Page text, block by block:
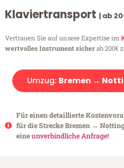
Klaviertransport | ab
Vertrauen Sie auf unsere Expertise im
wertvolles Instrument sicherab 200€
Umzug: Bremen →
Für einen detaillierte
für die Strecke Bremen →
eineunverbindliche Anfrage!